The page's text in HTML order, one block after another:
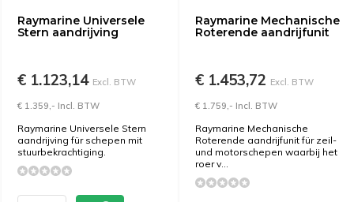
Raymarine Universele
Stern aandrijving
€ 1.123,14 Excl. BTW
€ 1.359,- Incl. BTW
Raymarine Universele Stern
aandrijving für schepen mit
stuurbekrachtiging.
Raymarine Mechanische
Roterende aandrijfunit
€ 1.453,72 Excl. BTW
€ 1.759,- Incl. BTW
Raymarine Mechanische
Roterende aandrijfunit für zeil-
und motorschepen waarbij het
roer v...